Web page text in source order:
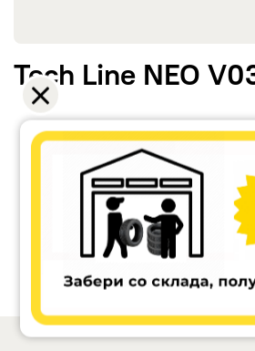
Remain
Carwel
Tech Line NEO